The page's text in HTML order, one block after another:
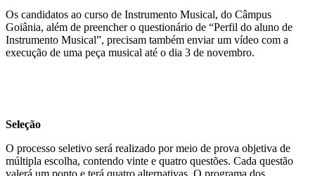
Os candidatos ao curso de Instrumento Musical, do Câmpus
Goiânia, além de preencher o questionário de “Perfil do aluno de
Instrumento Musical”, precisam também enviar um vídeo com a
execução de uma peça musical até o dia 3 de novembro.
Seleção
O processo seletivo será realizado por meio de prova objetiva de
múltipla escolha, contendo vinte e quatro questões. Cada questão
valerá um ponto e terá quatro alternativas. O programa dos